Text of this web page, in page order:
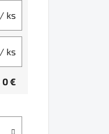
/ ks
/ ks
0 €